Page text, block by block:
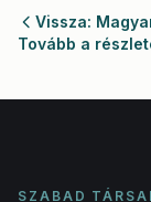
Vissza:
Tovább a
SZABAD